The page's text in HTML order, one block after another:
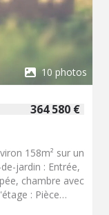
10 photos
364 580 €
158m² sur un
jardin : Entrée,
chambre avec
: Pièce